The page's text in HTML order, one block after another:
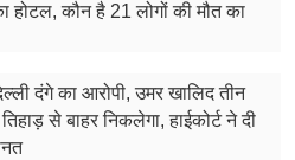
होटल, कौन है 21 लोगों की मौत का
दंगे का आरोपी, उमर खालिद तीन
से बाहर निकलेगा, हाईकोर्ट ने दी